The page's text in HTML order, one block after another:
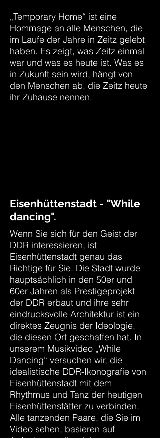
„Temporary Home“ ist eine
Hommage an alle Menschen, die
im Laufe der Jahre in Zeitz gelebt
haben. Es zeigt, was Zeitz einmal
war und was es heute ist. Was es
in Zukunft sein wird, hängt von
den Menschen ab, die Zeitz heute
ihr Zuhause nennen.
Eisenhüttenstadt - "While
dancing".
Wenn Sie sich für den Geist der
DDR interessieren, ist
Eisenhüttenstadt genau das
Richtige für Sie. Die Stadt wurde
hauptsächlich in den 50er und
60er Jahren als Prestigeprojekt
der DDR erbaut und ihre sehr
eindrucksvolle Architektur ist ein
direktes Zeugnis der Ideologie,
die diesen Ort geschaffen hat. In
unserem Musikvideo „While
Dancing“ versuchen wir, die
idealistische DDR-Ikonografie von
Eisenhüttenstadt mit dem
Rhythmus und Tanz der heutigen
Eisenhüttenstätter zu verbinden.
Alle tanzenden Paare, die Sie im
Video sehen, basieren auf